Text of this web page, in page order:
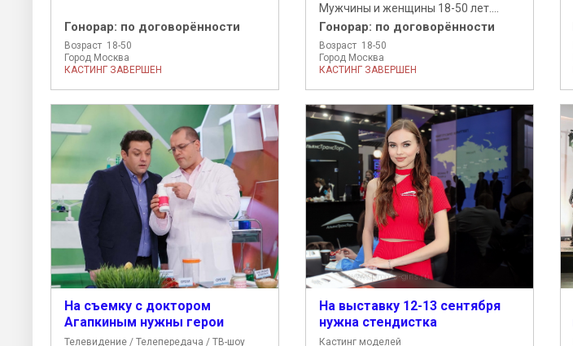
Гонорар: по договорённости
Возраст 18-50
Город Москва
КАСТИНГ ЗАВЕРШЕН
Мужчины и женщины 18-50 лет....
Гонорар: по договорённости
Возраст 18-50
Город Москва
КАСТИНГ ЗАВЕРШЕН
На съемку с доктором
Агапкиным нужны герои
Телевидение / Телепередача / ТВ-шоу
На выставку 12-13 сентября
нужна стендистка
Кастинг моделей